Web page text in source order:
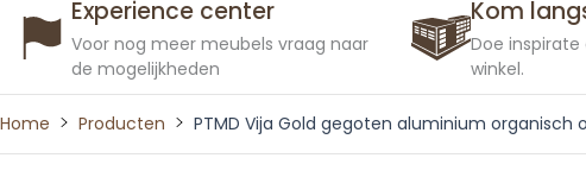
Experience center
Voor nog meer meubels vraag naar
de mogelijkheden
Kom
Doe
winkel.
Home Producten PTMD Vija Gold gegoten aluminium organisch